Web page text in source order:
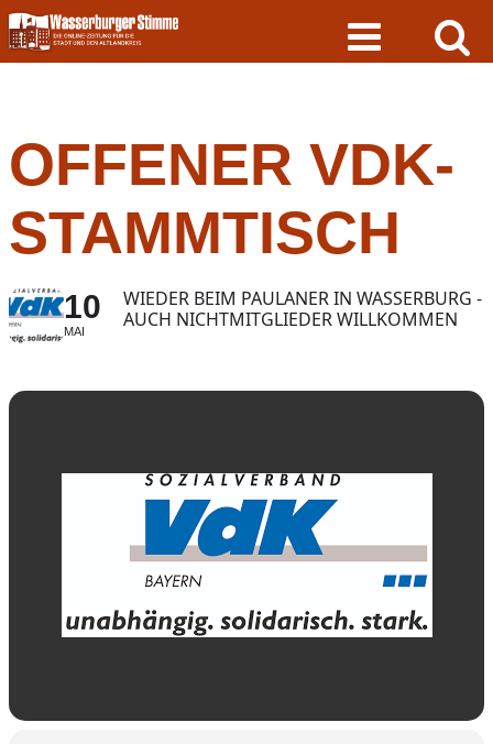
Skip
to
content
OFFENER VDK-
STAMMTISCH
10
MAI
WIEDER BEIM PAULANER IN WASSERBURG -
AUCH NICHTMITGLIEDER WILLKOMMEN